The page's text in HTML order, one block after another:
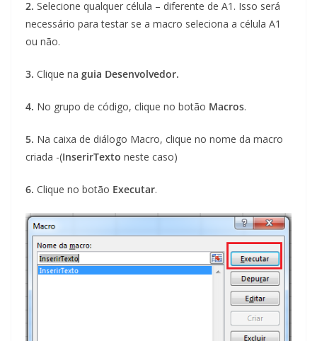
2. Selecione qualquer célula – diferente de A1. Isso será
necessário para testar se a macro seleciona a célula A1
ou não.
3. Clique na guia Desenvolvedor.
4. No grupo de código, clique no botão Macros.
5. Na caixa de diálogo Macro, clique no nome da macro
criada -(InserirTexto neste caso)
6. Clique no botão Executar.